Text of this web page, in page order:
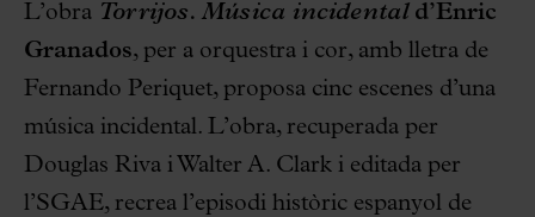
L’obra Torrijos. Música incidentald’Enric
Granados, per a orquestra i cor, amb lletra de
Fernando Periquet, proposa cinc escenes d’una
música incidental. L’obra, recuperada per
Douglas Riva i Walter A. Clark i editada per
l’SGAE, recrea l’episodi històric espanyol de